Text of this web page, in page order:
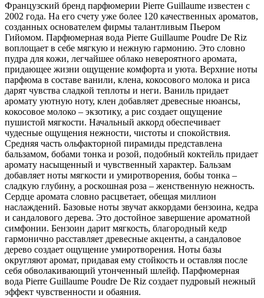
Французский бренд парфюмерии Pierre Guillaume известен с
2002 года. На его счету уже более 120 качественных ароматов,
созданных основателем фирмы талантливым Пьером
Гийомом. Парфюмерная вода Pierre Guillaume Poudre De Riz
воплощает в себе мягкую и нежную гармонию. Это словно
пудра для кожи, легчайшее облако невероятного аромата,
придающее жизни ощущение комфорта и уюта. Верхние ноты
парфюма в составе ванили, клена, кокосового молока и риса
дарят чувства сладкой теплоты и неги. Ваниль придает
аромату уютную ноту, клен добавляет древесные нюансы,
кокосовое молоко – экзотику, а рис создает ощущение
пушистой мягкости. Начальный аккорд обеспечивает
чудесные ощущения нежности, чистоты и спокойствия.
Средняя часть ольфакторной пирамиды представлена
бальзамом, бобами тонка и розой, подобный коктейль придает
аромату насыщенный и чувственный характер. Бальзам
добавляет ноты мягкости и умиротворения, бобы тонка –
сладкую глубину, а роскошная роза – женственную нежность.
Сердце аромата словно расцветает, обещая миллион
наслаждений. Базовые ноты звучат аккордами бензоина, кедра
и сандалового дерева. Это достойное завершение ароматной
симфонии. Бензоин дарит мягкость, благородный кедр
гармонично расставляет древесные акценты, а сандаловое
дерево создает ощущение умиротворения. Ноты базы
округляют аромат, придавая ему стойкость и оставляя после
себя обволакивающий утонченный шлейф. Парфюмерная
вода Pierre Guillaume Poudre De Riz создает пудровый нежный
эффект чувственности и обаяния.